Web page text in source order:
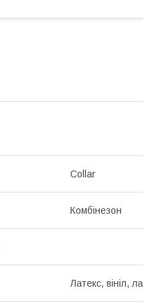
Collar
Комбінезон
Латекс, вініл,